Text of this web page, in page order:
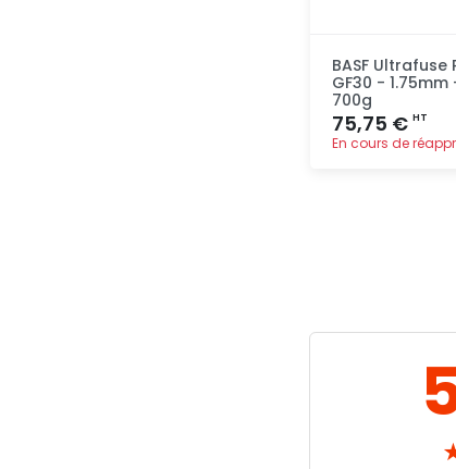
BASF Ultrafuse
GF30 - 1.75mm
700g
75,75 € HT
En cours de